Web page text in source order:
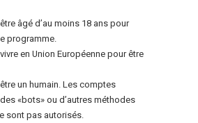
âgé d’au moins 18 ans pour
programme.
en Union Européenne pour être
un humain. Les comptes
«bots» ou d’autres méthodes
sont pas autorisés.